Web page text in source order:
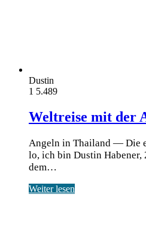
Dustin
1 5.489
Weltreise mit der
Angeln in Thailand — Die
lo, ich bin Dus­tin Habe­ner,
dem…
Weiter lesen